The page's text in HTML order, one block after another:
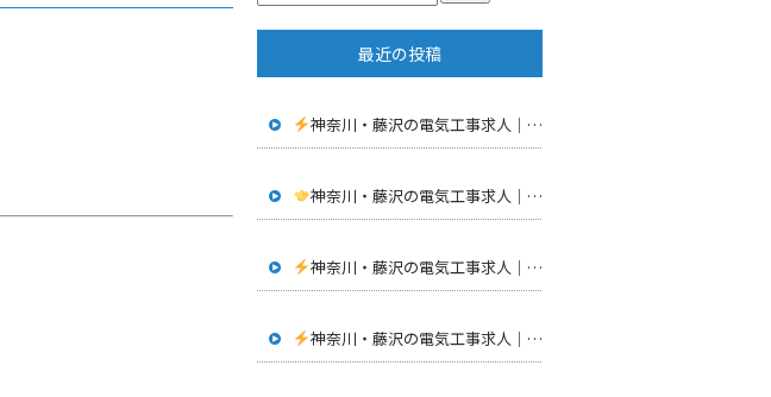
最近の投稿
神奈川・藤沢の電気工事求人｜転職するなら20代の”今”がチャンス！
神奈川・藤沢の電気工事求人｜仕事は「何をするか」より「誰と働くか」が大切！
神奈川・藤沢の電気工事求人｜学校では学べない“本物のスキル”を身につけよう
神奈川・藤沢の電気工事求人｜AI時代だからこそ“電気工事”がなくならない理由